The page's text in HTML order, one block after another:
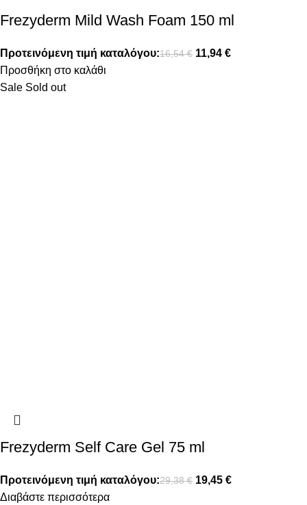
Frezyderm Mild Wash Foam 150 ml
Προτεινόμενη τιμή καταλόγου:16,54€ 11,94 €
Προσθήκη στο καλάθι
Sale Sold out
Frezyderm Self Care Gel 75 ml
Προτεινόμενη τιμή καταλόγου:29,38€ 19,45 €
Διαβάστε περισσότερα